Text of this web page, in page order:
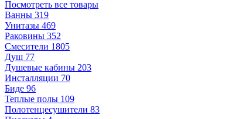
Посмотреть все товары
Ванны 319
Унитазы 469
Раковины 352
Смесители 1805
Душ 77
Душевые кабины 203
Инсталляции 70
Биде 96
Теплые полы 109
Полотенцесушители 83